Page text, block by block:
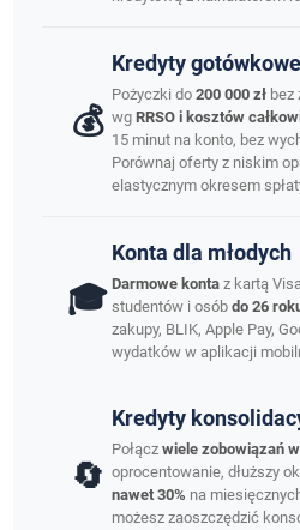
💰
Kredyty gotówkowe
Pożyczki do200 000 zł bez
wgRRSO i kosztów
15 minut na konto, bez
Porównaj oferty z niskim
elastycznym okresem
🎓
Konta dla młodych
Darmowe konta z kartą
studentów i osóbdo 26
zakupy, BLIK, Apple Pay,
wydatków w aplikacji
🔄
Kredyty
Połączwiele zobowiązań
oprocentowanie, dłuższy
nawet 30% na
możesz zaoszczędzić